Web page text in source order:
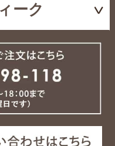
ーク